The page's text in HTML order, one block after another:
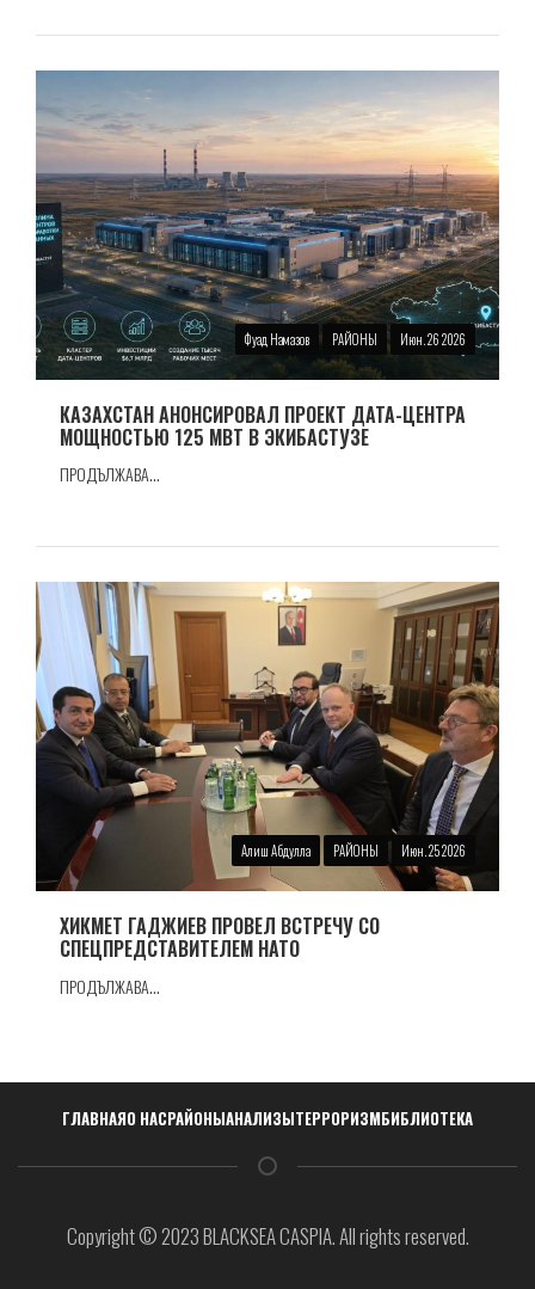
Фуад Намазов РАЙОНЫ Июн. 26 2026
КАЗАХСТАН АНОНСИРОВАЛ ПРОЕКТ ДАТА-ЦЕНТРА
МОЩНОСТЬЮ 125 МВТ В ЭКИБАСТУЗЕ
ПРОДЪЛЖАВА...
Алиш Абдулла РАЙОНЫ Июн. 25 2026
ХИКМЕТ ГАДЖИЕВ ПРОВЕЛ ВСТРЕЧУ СО
СПЕЦПРЕДСТАВИТЕЛЕМ НАТО
ПРОДЪЛЖАВА...
Навигация
ГЛАВНАЯО НАСРАЙОНЫАНАЛИЗЫТЕРРОРИЗМБИБЛИОТЕКА
Copyright © 2023 BLACKSEA CASPIA. All rights reserved.